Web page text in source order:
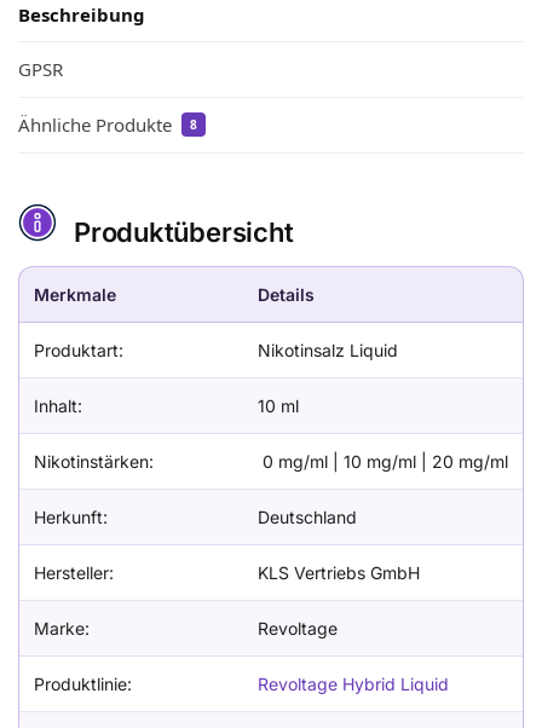
Beschreibung
GPSR
Ähnliche Produkte 8
Produktübersicht
Merkmale Details
Produktart: Nikotinsalz Liquid
Inhalt: 10 ml
Nikotinstärken: 0 mg/ml | 10 mg/ml | 20 mg/ml
Herkunft: Deutschland
Hersteller: KLS Vertriebs GmbH
Marke: Revoltage
Produktlinie: Revoltage Hybrid Liquid